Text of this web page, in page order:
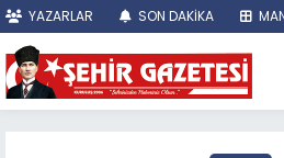
YAZARLAR SON DAKİKA